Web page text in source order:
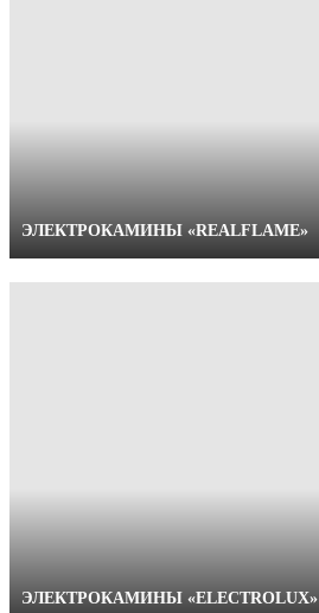
ЭЛЕКТРОКАМИНЫ «REALFLAME»
ЭЛЕКТРОКАМИНЫ «ELECTROLUX»